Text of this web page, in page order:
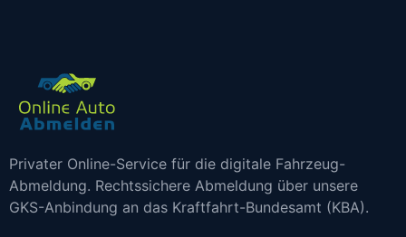
Privater Online-Service für die digitale Fahrzeug-
Abmeldung. Rechtssichere Abmeldung über unsere
GKS-Anbindung an das Kraftfahrt-Bundesamt (KBA).